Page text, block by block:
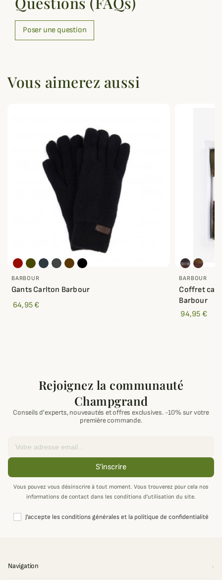
Poser une question
Vous aimerez aussi
BARBOUR
Gants Carlton Barbour
64,95 €
BARBOUR
Coffret
Barbour
94,95 €
Rejoignez la communauté
Champgrand
Conseils d'experts, nouveautés et offres exclusives. -10% sur votre
première commande.
S'inscrire
Vous pouvez vous désinscrire à tout moment. Vous trouverez pour cela nos
informations de contact dans les conditions d'utilisation du site.
J'accepte les conditions générales et la politique de confidentialité
Navigation